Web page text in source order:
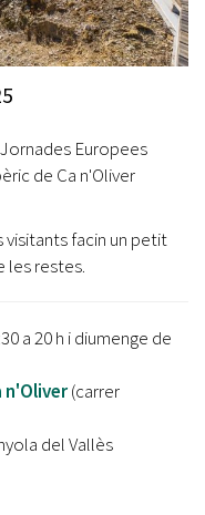
Europees
de Ca n'Oliver
facin un petit
les restes.
a 20 h i diumenge de
n'Oliver(carrer
del Vallès